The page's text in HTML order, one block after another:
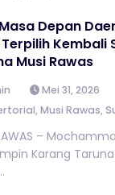
Depan
Kembali
Musi Rawas
Mei 31, 2026
, Musi Rawas,
–
Karang